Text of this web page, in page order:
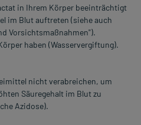
in Ihrem Körper beeinträchtigt
im Blut auftreten (siehe auch
Vorsichtsmaßnahmen").
haben (Wasservergiftung).
nicht verabreichen, um
Säuregehalt im Blut zu
Azidose).